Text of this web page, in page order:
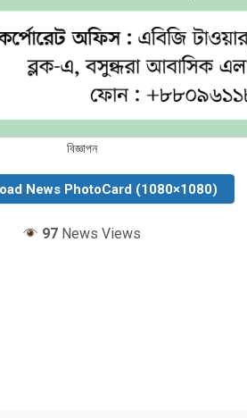
বিজ্ঞাপন
News PhotoCard (1080×1080)
97 News Views